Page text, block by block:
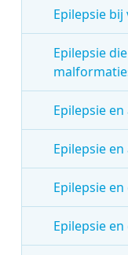
Epilepsie
Epilepsie
Epilepsie
Epilepsie
Epilepsie
Epilepsie